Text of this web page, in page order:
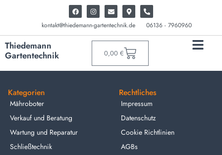
kontakt@thiedemann-gartentechnik.de 06136 - 7960960
Thiedemann
Gartentechnik
0,00 €
Kategorien
Mähroboter
Verkauf und Beratung
Wartung und Reparatur
Schließtechnik
Rechtliches
Impressum
Datenschutz
Cookie Richtlinien
AGBs